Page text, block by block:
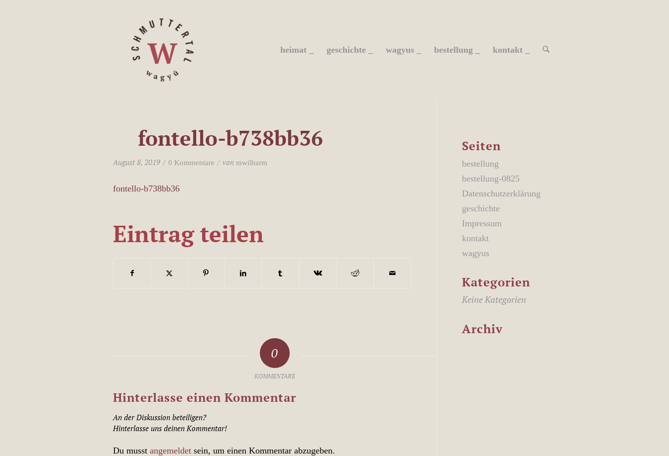
heimat _ geschichte _ wagyus _ bestellung _ kontakt _
fontello-b738bb36
August 8, 2019 / 0 Kommentare / von mwilharm
fontello-b738bb36
Eintrag teilen
0
KOMMENTARE
Hinterlasse einen Kommentar
An der Diskussion beteiligen?
Hinterlasse uns deinen Kommentar!
Du musst angemeldet sein, um einen Kommentar abzugeben.
Seiten
bestellung
bestellung-0825
Datenschutzerklärung
geschichte
Impressum
kontakt
wagyus
Kategorien
Keine Kategorien
Archiv